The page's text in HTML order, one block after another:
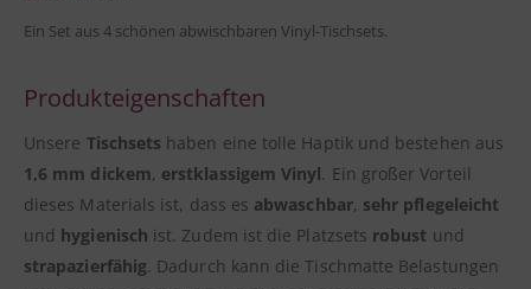
Ein Set aus 4 schönen abwischbaren Vinyl-Tischsets.
Produkteigenschaften
Unsere Tischsets haben eine tolle Haptik und bestehen aus
1,6 mm dickem, erstklassigem Vinyl. Ein großer Vorteil
dieses Materials ist, dass es abwaschbar, sehr pflegeleicht
und hygienisch ist. Zudem ist die Platzsets robust und
strapazierfähig. Dadurch kann die Tischmatte Belastungen